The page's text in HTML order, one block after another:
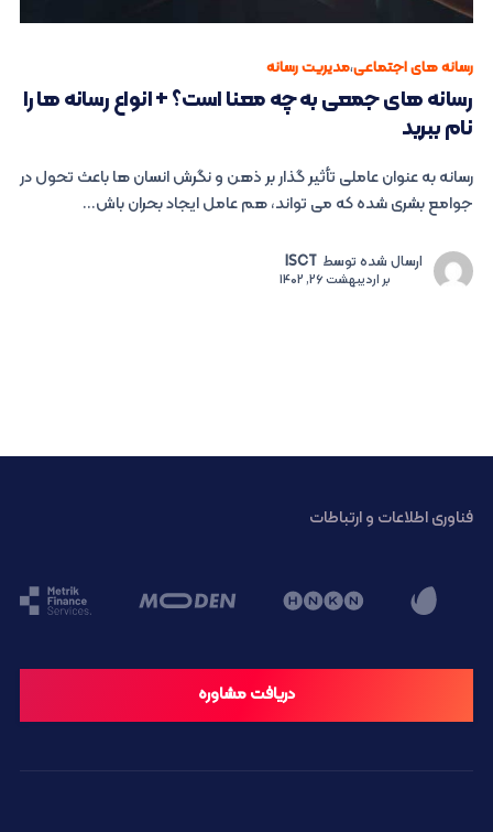
رسانه های اجتماعی،مدیریت رسانه
رسانه های جمعی به چه معنا است؟ + انواع رسانه ها را
نام ببرید
رسانه به عنوان عاملی تأثیر گذار بر ذهن و نگرش انسان ها باعث تحول در
جوامع بشری شده که می ‌تواند، هم عامل ایجاد بحران باش...
ارسال شده توسط ISCT
براردیبهشت 26, 1402
فناوری اطلاعات و ارتباطات
دریافت مشاوره